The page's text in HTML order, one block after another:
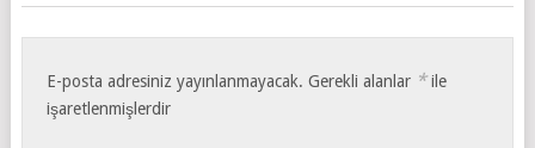
E-posta adresiniz yayınlanmayacak. Gerekli alanlar *ile
işaretlenmişlerdir